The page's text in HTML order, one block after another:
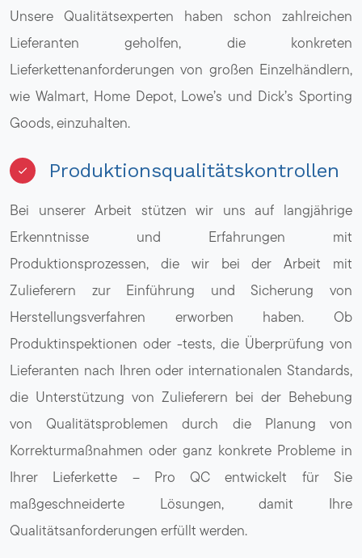
Unsere Qualitätsexperten haben schon zahlreichen
Lieferanten geholfen, die konkreten
Lieferkettenanforderungen von großen Einzelhändlern,
wie Walmart, Home Depot, Lowe’s und Dick’s Sporting
Goods, einzuhalten.
Produktionsqualitätskontrollen
Bei unserer Arbeit stützen wir uns auf langjährige
Erkenntnisse und Erfahrungen mit
Produktionsprozessen, die wir bei der Arbeit mit
Zulieferern zur Einführung und Sicherung von
Herstellungsverfahren erworben haben. Ob
Produktinspektionen oder -tests, die Überprüfung von
Lieferanten nach Ihren oder internationalen Standards,
die Unterstützung von Zulieferern bei der Behebung
von Qualitätsproblemen durch die Planung von
Korrekturmaßnahmen oder ganz konkrete Probleme in
Ihrer Lieferkette – Pro QC entwickelt für Sie
maßgeschneiderte Lösungen, damit Ihre
Qualitätsanforderungen erfüllt werden.